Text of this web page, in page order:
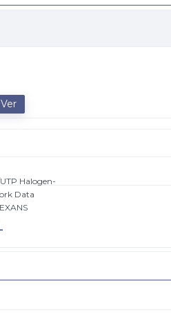
Halogen-
Data